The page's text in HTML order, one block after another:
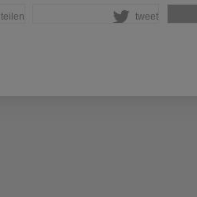
teilen tweet